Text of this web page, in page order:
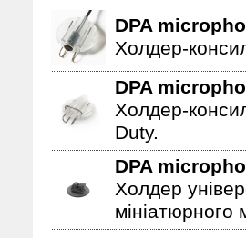
DPA
Холдер-
DPA
Холдер-
Duty.
DPA
Холдер
мініатюрного